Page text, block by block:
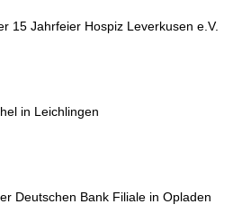
15 Jahrfeier Hospiz Leverkusen e.V.
in Leichlingen
Deutschen Bank Filiale in Opladen